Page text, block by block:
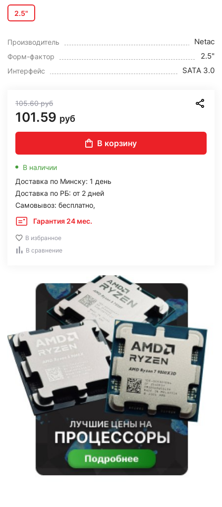
2.5"
Производитель Netac
Форм-фактор 2.5"
Интерфейс SATA 3.0
105.60руб
101.59 руб
В корзину
В наличии
Доставка по Минску: 1 день
Доставка по РБ: от 2 дней
Самовывоз: бесплатно,
Гарантия 24 мес.
В избранное
В сравнение